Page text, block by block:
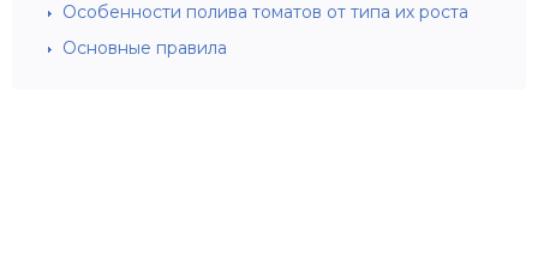
Особенности полива томатов от типа их роста
Основные правила